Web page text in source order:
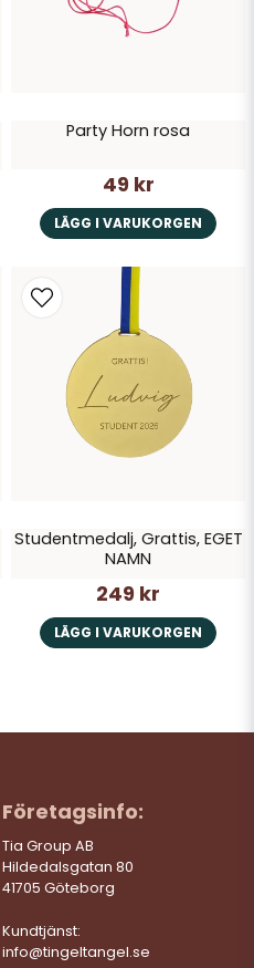
Party Horn rosa
49 kr
LÄGG I VARUKORGEN
Studentmedalj, Grattis, EGET
NAMN
249 kr
LÄGG I VARUKORGEN
Företagsinfo:
Tia Group AB
Hildedalsgatan 80
41705 Göteborg
Kundtjänst:
info@tingeltangel.se